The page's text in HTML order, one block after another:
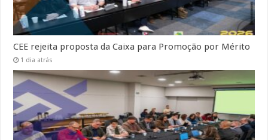
CEE rejeita proposta da Caixa para Promoção por Mérito
1 dia atrás